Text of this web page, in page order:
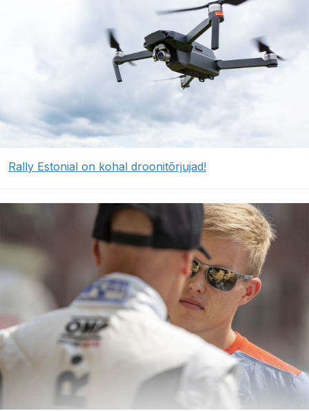
Rally Estonial on kohal droonitõrjujad!